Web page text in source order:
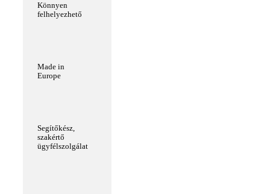
Könnyen
felhelyezhető
Made in
Europe
Segítőkész,
szakértő
ügyfélszolgálat